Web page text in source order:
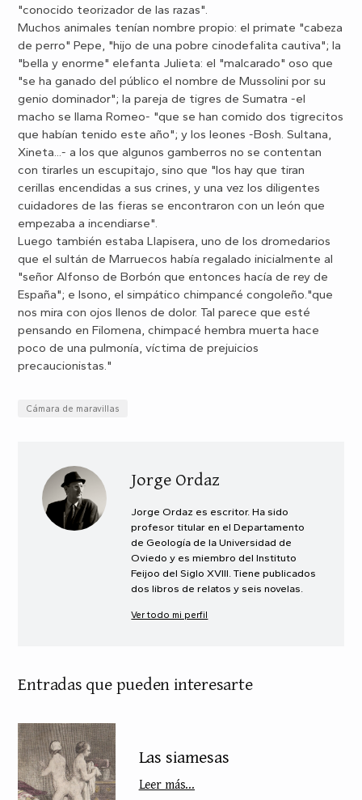
"conocido teorizador de las razas".
Muchos animales tenían nombre propio: el primate "cabeza
de perro" Pepe, "hijo de una pobre cinodefalita cautiva"; la
"bella y enorme" elefanta Julieta: el "malcarado" oso que
"se ha ganado del público el nombre de Mussolini por su
genio dominador"; la pareja de tigres de Sumatra -el
macho se llama Romeo- "que se han comido dos tigrecitos
que habían tenido este año"; y los leones -Bosh. Sultana,
Xineta...- a los que algunos gamberros no se contentan
con tirarles un escupitajo, sino que "los hay que tiran
cerillas encendidas a sus crines, y una vez los diligentes
cuidadores de las fieras se encontraron con un león que
empezaba a incendiarse".
Luego también estaba Llapisera, uno de los dromedarios
que el sultán de Marruecos había regalado inicialmente al
"señor Alfonso de Borbón que entonces hacía de rey de
España"; e Isono, el simpático chimpancé congoleño."que
nos mira con ojos llenos de dolor. Tal parece que esté
pensando en Filomena, chimpacé hembra muerta hace
poco de una pulmonía, víctima de prejuicios
precaucionistas."
Cámara de maravillas
Jorge Ordaz
Jorge Ordaz es escritor. Ha sido
profesor titular en el Departamento
de Geología de la Universidad de
Oviedo y es miembro del Instituto
Feijoo del Siglo XVIII. Tiene publicados
dos libros de relatos y seis novelas.
Ver todo mi perfil
Entradas que pueden interesarte
Las siamesas
Leer más...